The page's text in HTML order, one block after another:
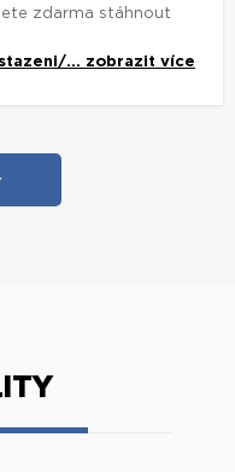
zdarma stáhnout
... zobrazit více